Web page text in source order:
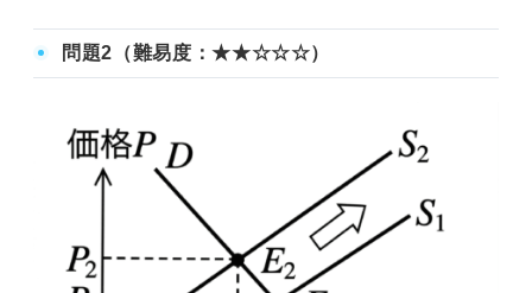
ライフサイクル仮説にもとづき、生涯資源を計算する。資
産1,000万円に、40歳から50歳までの所得6,000万円（600
を残りの寿命40年で割ると、毎年の消費額は275万円とな
る。55歳時点の所得は400万円であるため、貯蓄額は400万
円－275万円＝125万円となる。
問題2（難易度：★★☆☆☆）